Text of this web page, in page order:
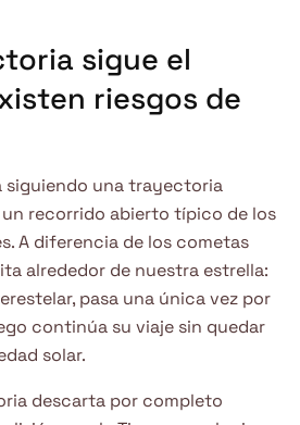
sigue el
riesgos de
siguiendo una trayectoria
un recorrido abierto típico de los
A diferencia de los cometas
alrededor de nuestra estrella:
pasa una única vez por
continúa su viaje sin quedar
solar.
descarta por completo